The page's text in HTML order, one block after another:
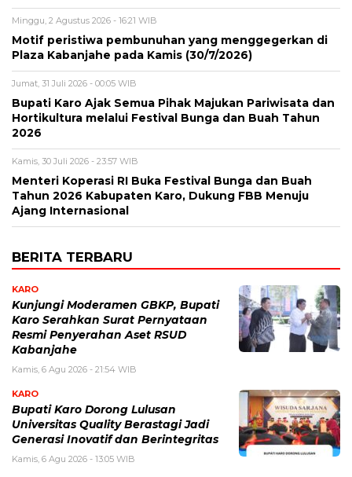
Minggu, 2 Agustus 2026 - 16:21 WIB
Motif peristiwa pembunuhan yang menggegerkan di
Plaza Kabanjahe pada Kamis (30/7/2026)
Jumat, 31 Juli 2026 - 00:05 WIB
Bupati Karo Ajak Semua Pihak Majukan Pariwisata dan
Hortikultura melalui Festival Bunga dan Buah Tahun
2026
Kamis, 30 Juli 2026 - 23:57 WIB
Menteri Koperasi RI Buka Festival Bunga dan Buah
Tahun 2026 Kabupaten Karo, Dukung FBB Menuju
Ajang Internasional
BERITA TERBARU
KARO
Kunjungi Moderamen GBKP, Bupati
Karo Serahkan Surat Pernyataan
Resmi Penyerahan Aset RSUD
Kabanjahe
Kamis, 6 Agu 2026 - 21:54 WIB
KARO
Bupati Karo Dorong Lulusan
Universitas Quality Berastagi Jadi
Generasi Inovatif dan Berintegritas
Kamis, 6 Agu 2026 - 13:05 WIB